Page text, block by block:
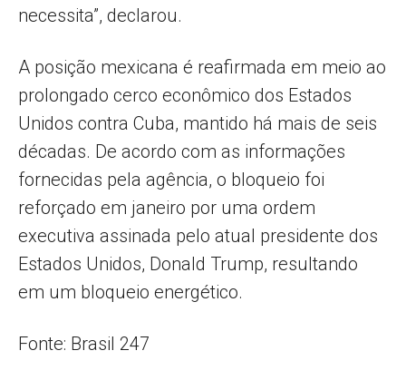
necessita”, declarou.
A posição mexicana é reafirmada em meio ao
prolongado cerco econômico dos Estados
Unidos contra Cuba, mantido há mais de seis
décadas. De acordo com as informações
fornecidas pela agência, o bloqueio foi
reforçado em janeiro por uma ordem
executiva assinada pelo atual presidente dos
Estados Unidos, Donald Trump, resultando
em um bloqueio energético.
Fonte: Brasil 247